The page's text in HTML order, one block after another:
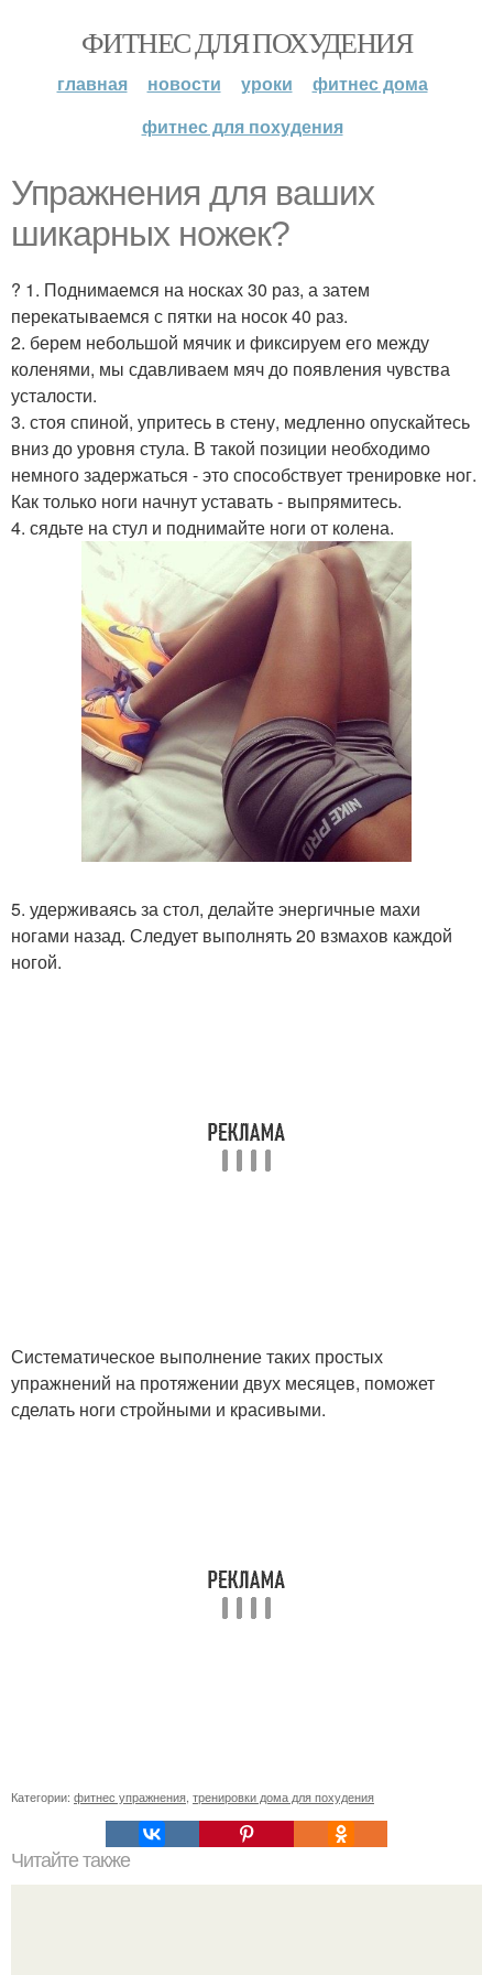
ФИТНЕС ДЛЯ ПОХУДЕНИЯ
главная новости уроки
фитнес дома
фитнес для похудения
Упражнения для ваших
шикарных ножек?
? 1. Поднимаемся на носках 30 раз, а затем
перекатываемся с пятки на носок 40 раз.
2. берем небольшой мячик и фиксируем его между
коленями, мы сдавливаем мяч до появления чувства
усталости.
3. стоя спиной, упритесь в стену, медленно опускайтесь
вниз до уровня стула. В такой позиции необходимо
немного задержаться - это способствует тренировке ног.
Как только ноги начнут уставать - выпрямитесь.
4. сядьте на стул и поднимайте ноги от колена.
5. удерживаясь за стол, делайте энергичные махи
ногами назад. Следует выполнять 20 взмахов каждой
ногой.
Систематическое выполнение таких простых
упражнений на протяжении двух месяцев, поможет
сделать ноги стройными и красивыми.
Категории: фитнес упражнения тренировки дома для похудения
Читайте также